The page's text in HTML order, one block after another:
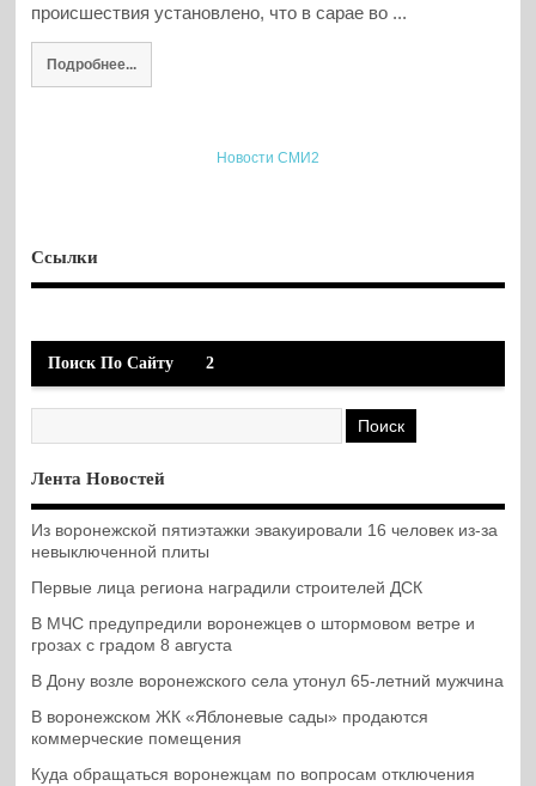
происшествия установлено, что в сарае во ...
Подробнее...
Новости СМИ2
Ссылки
Поиск По Сайту 2
Лента Новостей
Из воронежской пятиэтажки эвакуировали 16 человек из-за
невыключенной плиты
Первые лица региона наградили строителей ДСК
В МЧС предупредили воронежцев о штормовом ветре и
грозах с градом 8 августа
В Дону возле воронежского села утонул 65-летний мужчина
В воронежском ЖК «Яблоневые сады» продаются
коммерческие помещения
Куда обращаться воронежцам по вопросам отключения